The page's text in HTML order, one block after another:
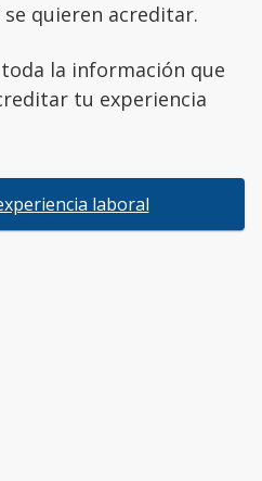
quieren acreditar.
la información que
tu experiencia
laboral